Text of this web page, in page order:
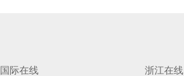
国际在线 浙江在线